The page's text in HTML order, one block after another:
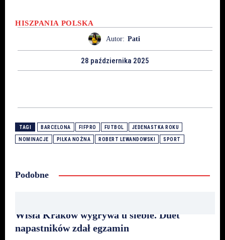
HISZPANIA POLSKA
Autor: Pati
28 października 2025
TAGI BARCELONA FIFPRO FUTBOL JEDENASTKA ROKU
NOMINACJE PIŁKA NOŻNA ROBERT LEWANDOWSKI SPORT
Podobne
Wisła Kraków wygrywa u siebie. Duet
napastników zdał egzamin